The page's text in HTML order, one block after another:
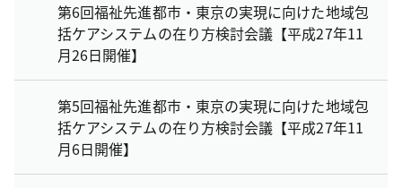
第6回福祉先進都市・東京の実現に向けた地域包
括ケアシステムの在り方検討会議【平成27年11
月26日開催】
第5回福祉先進都市・東京の実現に向けた地域包
括ケアシステムの在り方検討会議【平成27年11
月6日開催】